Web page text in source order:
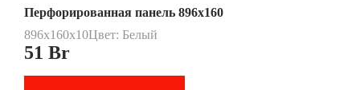
Перфорированная панель 896х160
896x160x10Цвет: Белый
51 Br